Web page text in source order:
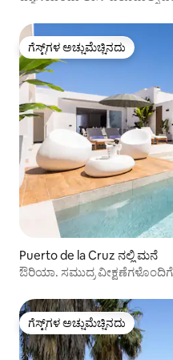
ಗೆಸ್ಟ್‌ಗಳ ಅಚ್ಚುಮೆಚ್ಚಿನದು
ಗೆಸ್ಟ್‌ಗಳ ಅಚ್ಚುಮೆಚ್ಚಿನದು
Puerto de la Cruz ನಲ್ಲಿ ಮನೆ
ಔರಿಯಾ. ಸಮುದ್ರ
ಗೆಸ್ಟ್‌ಗಳ ಅಚ್ಚುಮೆಚ್ಚಿನದು
ಗೆಸ್ಟ್‌ಗಳ ಅಚ್ಚುಮೆಚ್ಚಿನದು